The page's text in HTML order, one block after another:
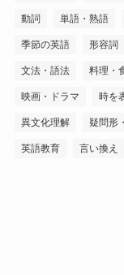
動詞 単語・熟語
季節の英語 形容詞
文法・語法 料理・
映画・ドラマ 時を
異文化理解 疑問形
英語教育 言い換え